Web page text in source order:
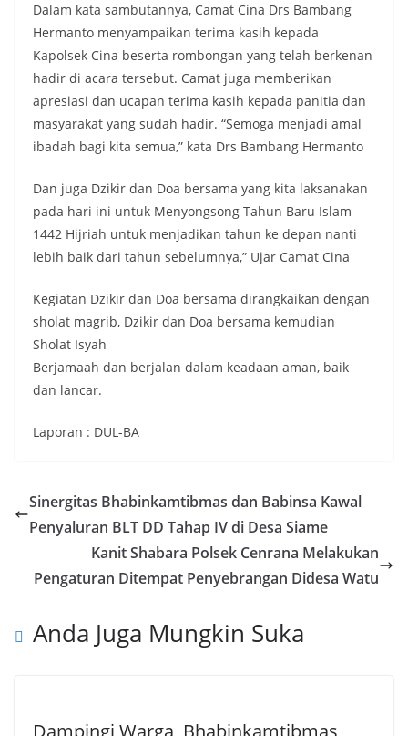
Dalam kata sambutannya, Camat Cina Drs Bambang
Hermanto menyampaikan terima kasih kepada
Kapolsek Cina beserta rombongan yang telah berkenan
hadir di acara tersebut. Camat juga memberikan
apresiasi dan ucapan terima kasih kepada panitia dan
masyarakat yang sudah hadir. “Semoga menjadi amal
ibadah bagi kita semua,” kata Drs Bambang Hermanto
Dan juga Dzikir dan Doa bersama yang kita laksanakan
pada hari ini untuk Menyongsong Tahun Baru Islam
1442 Hijriah untuk menjadikan tahun ke depan nanti
lebih baik dari tahun sebelumnya,” Ujar Camat Cina
Kegiatan Dzikir dan Doa bersama dirangkaikan dengan
sholat magrib, Dzikir dan Doa bersama kemudian
Sholat Isyah
Berjamaah dan berjalan dalam keadaan aman, baik
dan lancar.
Laporan : DUL-BA
Sinergitas Bhabinkamtibmas dan Babinsa Kawal
Penyaluran BLT DD Tahap IV di Desa Siame
Kanit Shabara Polsek Cenrana Melakukan
Pengaturan Ditempat Penyebrangan Didesa Watu
Anda Juga Mungkin Suka
Dampingi Warga, Bhabinkamtibmas